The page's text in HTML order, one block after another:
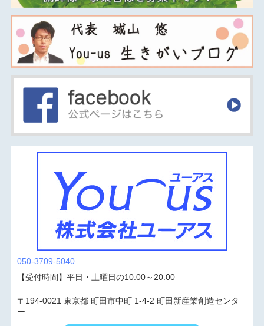
050-3709-5040
【受付時間】平日・土曜日の10:00～20:00
194-0021 東京都 町田市中町 1-4-2 町田新産業創造センタ
ー